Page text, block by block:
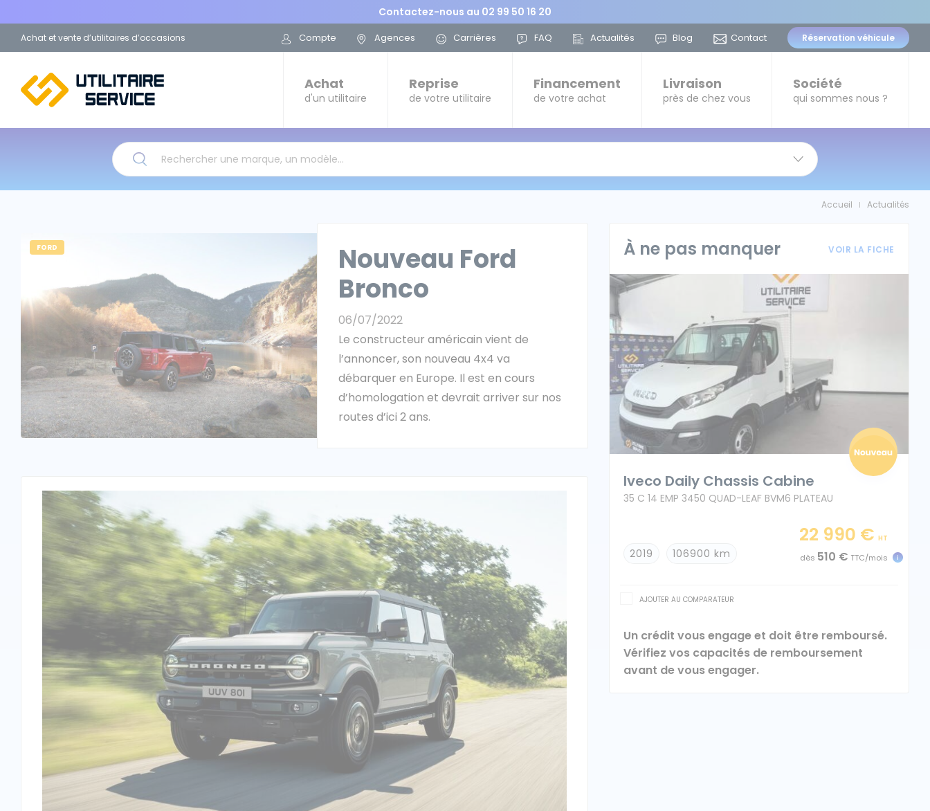
Contactez-nous au 02 99 50 16 20
Achat et vente d’utilitaires d’occasions Compte Agences Carrières FAQ Actualités Blog Contact Réservation véhicule
Achat
d'un utilitaire
Reprise
de votre utilitaire
Financement
de votre achat
Livraison
près de chez vous
Société
qui sommes nous ?
Rechercher une marque, un modèle…
Accueil Actualités
Nouveau Ford
Bronco
06/07/2022
Le constructeur américain vient de
l’annoncer, son nouveau 4x4 va
débarquer en Europe. Il est en cours
d’homologation et devrait arriver sur nos
routes d’ici 2 ans.
FORD À ne pas manquer VOIR LA FICHE
Iveco Daily Chassis Cabine
35 C 14 EMP 3450 QUAD-LEAF BVM6 PLATEAU
2019 106900 km
22 990 € HT
dès 510 € TTC/mois
AJOUTER AU COMPARATEUR
Un crédit vous engage et doit être remboursé.
Vérifiez vos capacités de remboursement
avant de vous engager.